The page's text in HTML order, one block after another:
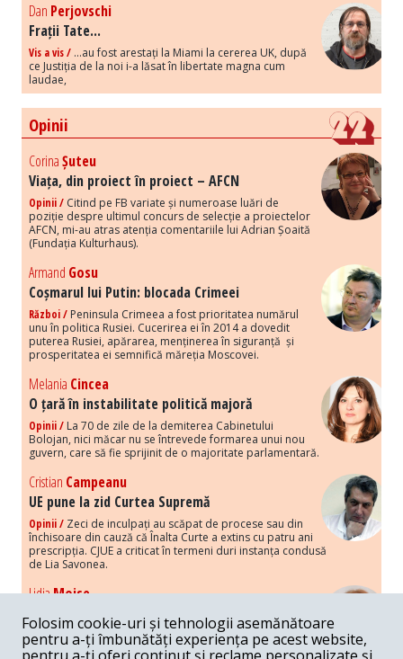
Dan Perjovschi
Frații Tate...
Vis a vis / ...au fost arestați la Miami la cererea UK, după
ce Justiția de la noi i-a lăsat în libertate magna cum
laudae,
Opinii
CorinaȘuteu
Viața, din proiect în proiect – AFCN
Opinii / Citind pe FB variate și numeroase luări de
poziție despre ultimul concurs de selecție a proiectelor
AFCN, mi-au atras atenția comentariile lui Adrian Șoaită
(Fundația Kulturhaus).
Armand Gosu
Coșmarul lui Putin: blocada Crimeei
Război / Peninsula Crimeea a fost prioritatea numărul
unu în politica Rusiei. Cucerirea ei în 2014 a dovedit
puterea Rusiei, apărarea, menținerea în siguranță și
prosperitatea ei semnifică măreția Moscovei.
Melania Cincea
O țară în instabilitate politică majoră
Opinii / La 70 de zile de la demiterea Cabinetului
Bolojan, nici măcar nu se întrevede formarea unui nou
guvern, care să fie sprijinit de o majoritate parlamentară.
Cristian Campeanu
UE pune la zid Curtea Supremă
Opinii / Zeci de inculpați au scăpat de procese sau din
închisoare din cauză că Înalta Curte a extins cu patru ani
prescripția. CJUE a criticat în termeni duri instanța condusă
de Lia Savonea.
LidiaMoise
Costurile economice ale haosului politic
Opinii / Economia nu poate rezista cu retorica falsă a
susținerii intereselor poporului, care, de fapt, ascunde
Folosim cookie-uri și tehnologii asemănătoare
pentru a-ți îmbunătăți experiența pe acest website,